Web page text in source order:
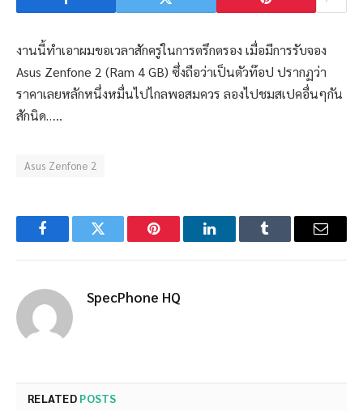
งานนี้ทำเอาผมขอเวลาสักครู่ในการตรึกตรอง เมื่อมีการรับจอง
Asus Zenfone 2 (Ram 4 GB) ซึ่งถือว่าเป็นตัวท๊อป ปรากฏว่า
ราคาเลยหลักหนึ่งหมื่นไปไกลพอสมควร ลองไปชมสเปคอื่นๆกัน
สักนิด…..
Asus Zenfone 2
FacebookTwitter Pinterest LinkedInTumblr Email
SpecPhone HQ
RELATED POSTS